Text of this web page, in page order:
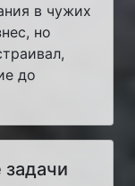
в чужих
но
до